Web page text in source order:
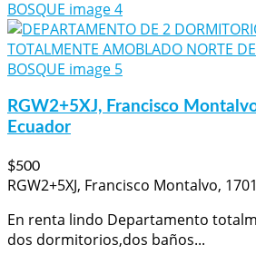
RGW2+5XJ, Francisco
Ecuador
$500
RGW2+5XJ, Francisco Montalvo,
En renta lindo Departamento
dos dormitorios,dos baños...